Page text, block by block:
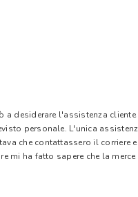
a desiderare l'assistenza
personale. L'unica
che contattassero il
mi ha fatto sapere che la